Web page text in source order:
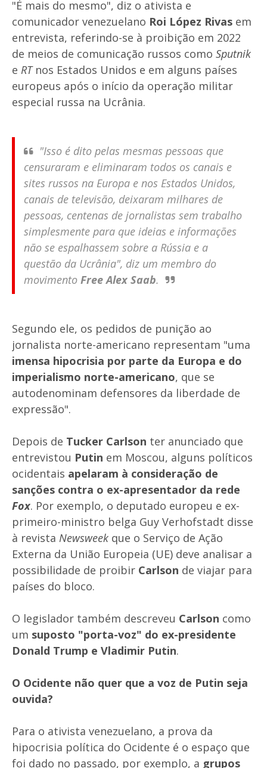
"É mais do mesmo", diz o ativista e
comunicador venezuelano Roi López Rivas em
entrevista, referindo-se à proibição em 2022
de meios de comunicação russos como Sputnik
e RT nos Estados Unidos e em alguns países
europeus após o início da operação militar
especial russa na Ucrânia.
"Isso é dito pelas mesmas pessoas que
censuraram e eliminaram todos os canais e
sites russos na Europa e nos Estados Unidos,
canais de televisão, deixaram milhares de
pessoas, centenas de jornalistas sem trabalho
simplesmente para que ideias e informações
não se espalhassem sobre a Rússia e a
questão da Ucrânia", diz um membro do
movimento Free Alex Saab.
Segundo ele, os pedidos de punição ao
jornalista norte-americano representam "uma
imensa hipocrisia por parte da Europa e do
imperialismo norte-americano, que se
autodenominam defensores da liberdade de
expressão".
Depois de Tucker Carlson ter anunciado que
entrevistou Putin em Moscou, alguns políticos
ocidentais apelaram à consideração de
sanções contra o ex-apresentador da rede
Fox. Por exemplo, o deputado europeu e ex-
primeiro-ministro belga Guy Verhofstadt disse
à revista Newsweek que o Serviço de Ação
Externa da União Europeia (UE) deve analisar a
possibilidade de proibir Carlson de viajar para
países do bloco.
O legislador também descreveu Carlson como
um suposto "porta-voz" do ex-presidente
Donald Trump e Vladimir Putin.
O Ocidente não quer que a voz de Putin seja
ouvida?
Para o ativista venezuelano, a prova da
hipocrisia política do Ocidente é o espaço que
foi dado no passado, por exemplo, a grupos